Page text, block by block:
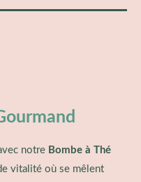
notre Bombe à Thé
vitalité où se mêlent